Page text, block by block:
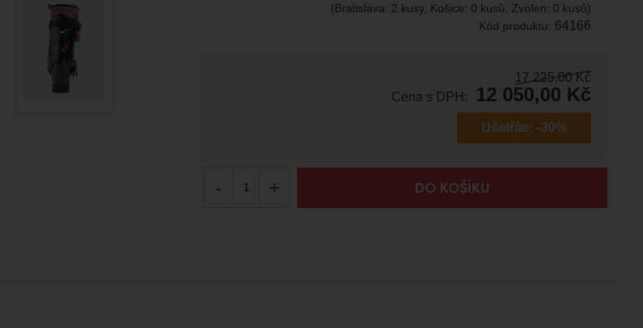
(Bratislava: 2 kusy, Košice: 0 kusů, Zvolen: 0 kusů)
Kód produktu: 64166
17 225,00 Kč
Cena s DPH:
12 050,00 Kč
Ušetříte: -30%
- + DO KOŠÍKU